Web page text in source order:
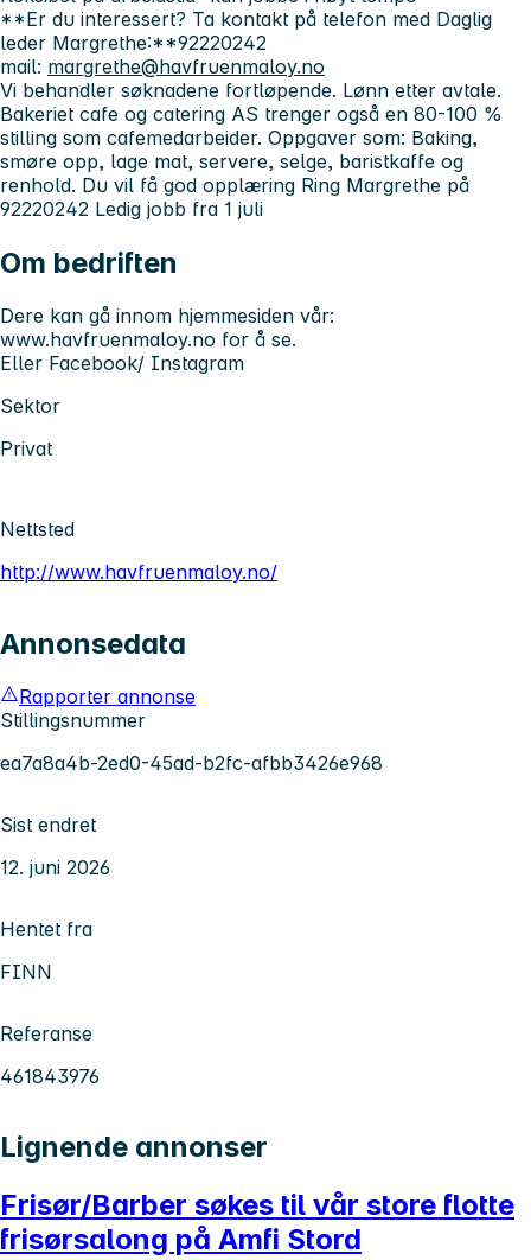
**Er du interessert? Ta kontakt på telefon med Daglig
leder Margrethe:**92220242
mail: margrethe@havfruenmaloy.no
Vi behandler søknadene fortløpende. Lønn etter avtale.
Bakeriet cafe og catering AS trenger også en 80-100 %
stilling som cafemedarbeider. Oppgaver som: Baking,
smøre opp, lage mat, servere, selge, baristkaffe og
renhold. Du vil få god opplæring Ring Margrethe på
92220242 Ledig jobb fra 1 juli
Om bedriften
Dere kan gå innom hjemmesiden vår:
www.havfruenmaloy.no for å se.
Eller Facebook/ Instagram
Sektor
Privat
Nettsted
http://www.havfruenmaloy.no/
Annonsedata
Rapporter annonse
Stillingsnummer
ea7a8a4b-2ed0-45ad-b2fc-afbb3426e968
Sist endret
12. juni 2026
Hentet fra
FINN
Referanse
461843976
Lignende annonser
Frisør/Barber søkes til vår store flotte
frisørsalong på Amfi Stord